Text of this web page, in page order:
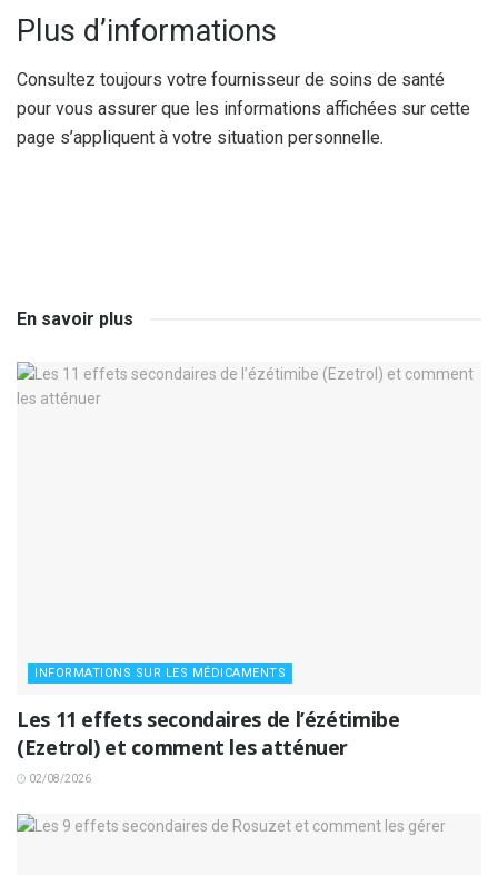
Plus d’informations
Consultez toujours votre fournisseur de soins de santé
pour vous assurer que les informations affichées sur cette
page s’appliquent à votre situation personnelle.
En savoir plus
INFORMATIONS SUR LES MÉDICAMENTS
Les 11 effets secondaires de l’ézétimibe
(Ezetrol) et comment les atténuer
02/08/2026